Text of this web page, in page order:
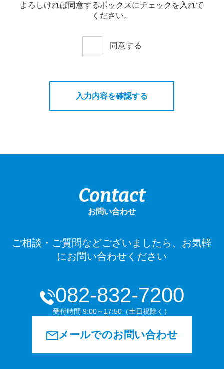
よろしければ同意するボックスにチェックを入れて
ください。
同意する
Contact
お問い合わせ
ご相談・ご質問などございましたら、お気軽
にお問い合わせください
082-832-7200
受付時間 9:00～17:50（土日祝除く）
メールでのお問い合わせ